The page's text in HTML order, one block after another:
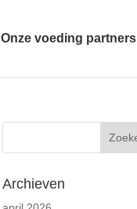
Onze voeding partners
Archieven